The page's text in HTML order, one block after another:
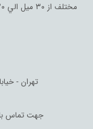
تهران -
جهت تماس